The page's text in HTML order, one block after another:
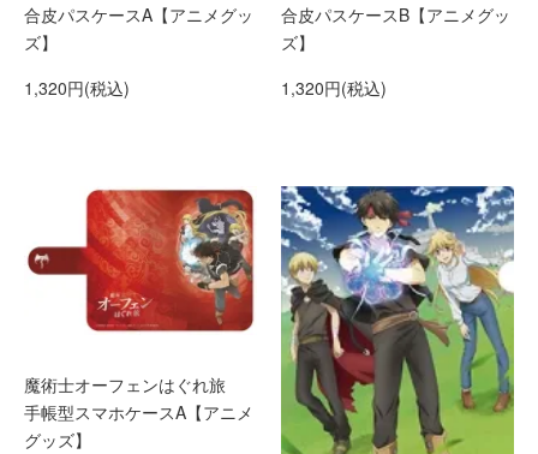
合皮パスケースA【アニメグッ
ズ】
1,320円(税込)
合皮パスケースB【アニメグッ
ズ】
1,320円(税込)
魔術士オーフェンはぐれ旅
手帳型スマホケースA【アニメ
グッズ】